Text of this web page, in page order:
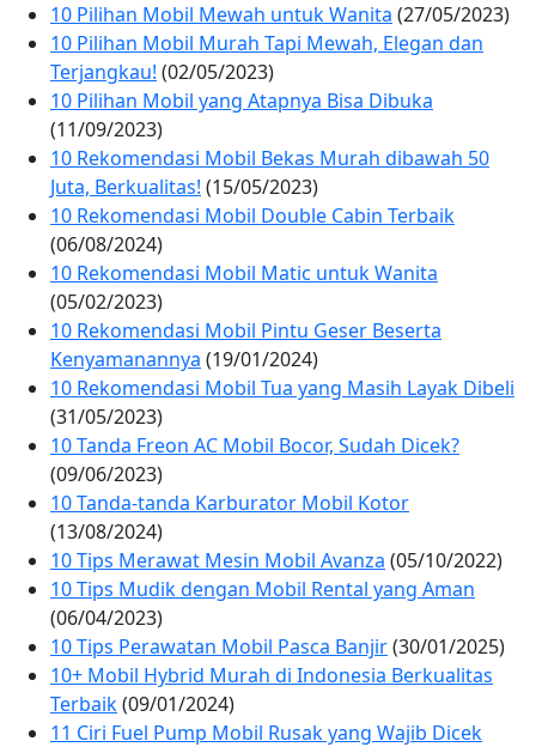
10 Pilihan Mobil Mewah untuk Wanita (27/05/2023)
10 Pilihan Mobil Murah Tapi Mewah, Elegan dan
Terjangkau! (02/05/2023)
10 Pilihan Mobil yang Atapnya Bisa Dibuka
(11/09/2023)
10 Rekomendasi Mobil Bekas Murah dibawah 50
Juta, Berkualitas! (15/05/2023)
10 Rekomendasi Mobil Double Cabin Terbaik
(06/08/2024)
10 Rekomendasi Mobil Matic untuk Wanita
(05/02/2023)
10 Rekomendasi Mobil Pintu Geser Beserta
Kenyamanannya (19/01/2024)
10 Rekomendasi Mobil Tua yang Masih Layak Dibeli
(31/05/2023)
10 Tanda Freon AC Mobil Bocor, Sudah Dicek?
(09/06/2023)
10 Tanda-tanda Karburator Mobil Kotor
(13/08/2024)
10 Tips Merawat Mesin Mobil Avanza (05/10/2022)
10 Tips Mudik dengan Mobil Rental yang Aman
(06/04/2023)
10 Tips Perawatan Mobil Pasca Banjir(30/01/2025)
10+ Mobil Hybrid Murah di Indonesia Berkualitas
Terbaik(09/01/2024)
11 Ciri Fuel Pump Mobil Rusak yang Wajib Dicek